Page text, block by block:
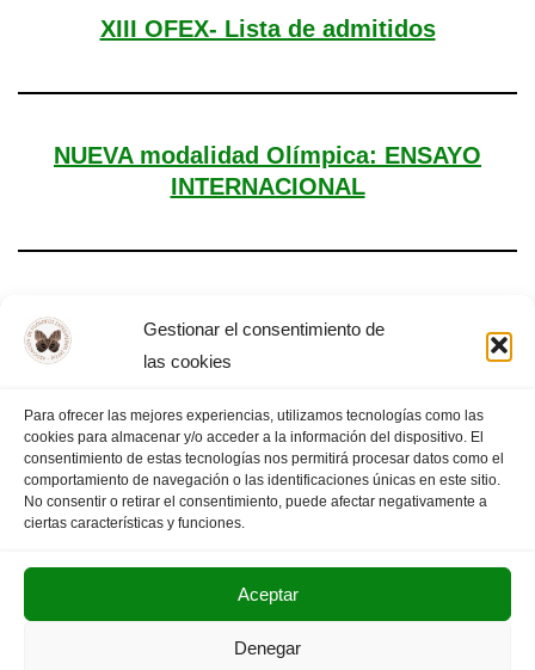
Gestionar el consentimiento de
las cookies
Para ofrecer las mejores experiencias, utilizamos tecnologías como las
cookies para almacenar y/o acceder a la información del dispositivo. El
consentimiento de estas tecnologías nos permitirá procesar datos como el
comportamiento de navegación o las identificaciones únicas en este sitio.
No consentir o retirar el consentimiento, puede afectar negativamente a
ciertas características y funciones.
Aceptar
Denegar
XIII OFEX- Lista de admitidos
NUEVA modalidad Olímpica: ENSAYO
INTERNACIONAL
Día Mundial de la Filosofía – Almendralejo,
2025
1 2 3 … 13 PÁGINA SIGUIENTE
POLITICA DE PRIVACIDAD
AVISO LEGAL